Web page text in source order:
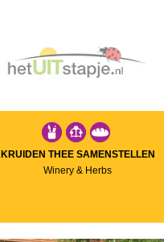
KRUIDEN THEE SAMENSTELLEN
Winery & Herbs